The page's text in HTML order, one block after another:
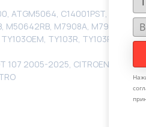
C14001PST,
M7908A, M7908N,
TY103R, TY103R,
107 2005-2025, CITROEN C1